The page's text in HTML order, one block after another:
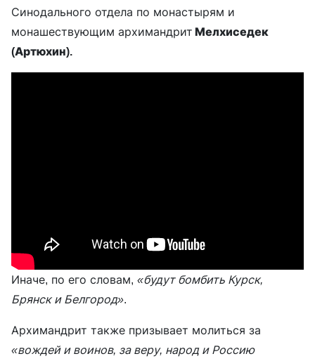
Синодального отдела по монастырям и
монашествующим архимандрит Мелхиседек
(Артюхин).
Иначе, по его словам, «будут бомбить Курск,
Брянск и Белгород».
Архимандрит также призывает молиться за
«вождей и воинов, за веру, народ и Россию